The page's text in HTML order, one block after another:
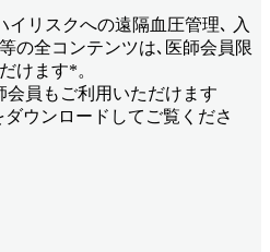
イリスクへの遠隔血圧管理､ 入
の全コンテンツは､医師会員限
けます*。
員もご利用いただけます
ウンロードしてご覧くださ